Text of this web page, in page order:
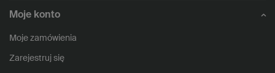
Moje konto
Moje zamówienia
Zarejestruj się